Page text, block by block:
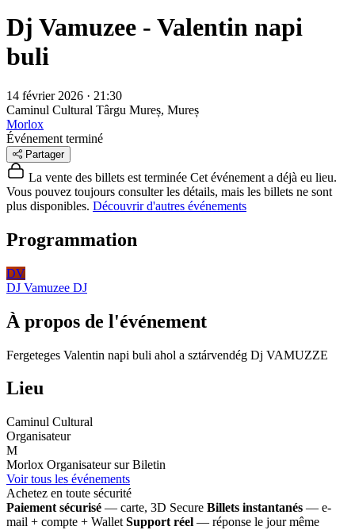
Dj Vamuzee - Valentin napi
buli
14 février 2026 · 21:30
Caminul Cultural Târgu Mureș, Mureș
Morlox
Événement terminé
Partager
La vente des billets est terminée Cet événement a déjà eu lieu.
Vous pouvez toujours consulter les détails, mais les billets ne sont
plus disponibles. Découvrir d'autres événements
Programmation
DV
DJ Vamuzee DJ
À propos de l'événement
Fergeteges Valentin napi buli ahol a sztárvendég Dj VAMUZZE
Lieu
Caminul Cultural
Organisateur
M
Morlox Organisateur sur Biletin
Voir tous les événements
Achetez en toute sécurité
Paiement sécurisé — carte, 3D Secure Billets instantanés — e-
mail + compte + Wallet Support réel — réponse le jour même